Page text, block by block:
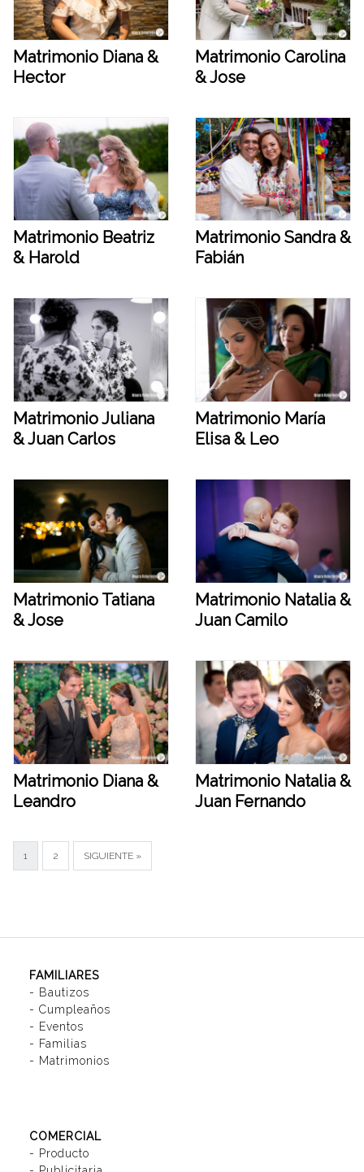
Matrimonio Diana &
Hector
Matrimonio Carolina
& Jose
Matrimonio Beatriz
& Harold
Matrimonio Sandra &
Fabián
Matrimonio Juliana
& Juan Carlos
Matrimonio María
Elisa & Leo
Matrimonio Tatiana
& Jose
Matrimonio Natalia &
Juan Camilo
Matrimonio Diana &
Leandro
Matrimonio Natalia &
Juan Fernando
1 2 SIGUIENTE »
FAMILIARES
- Bautizos
- Cumpleaños
- Eventos
- Familias
- Matrimonios
COMERCIAL
- Producto